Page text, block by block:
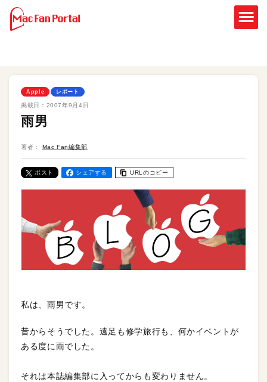
Apple レポート
掲載日： 2007年9月4日
雨男
著者： Mac Fan編集部
ポスト シェアする URLのコピー
私は、雨男です。
昔からそうでした。遠足も修学旅行も、何かイベントが
ある度に雨でした。
それは本誌編集部に入ってからも変わりません。